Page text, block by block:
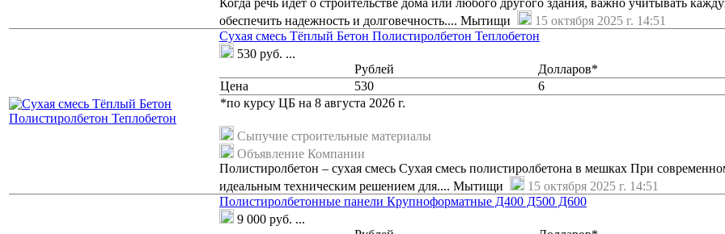
обеспечить надежность и долговечность.... Мытищи
15 октября 2025 г. 14:51
Сухая смесь Тёплый Бетон Полистиролбетон Теплобетон
530 руб. ...
Рублей
Долларов*
Цена
530
6
*по курсу ЦБ на 8 августа 2026 г.
Сыпучие строительные материалы
Объявление Компании
Полистиролбетон – сухая смесь Сухая смесь полистиролбетона в мешках При
идеальным техническим решением для.... Мытищи
15 октября 2025 г. 14:51
Полистиролбетонные панели Крупноформатные Д400 Д500 Д600
9 000 руб. ...